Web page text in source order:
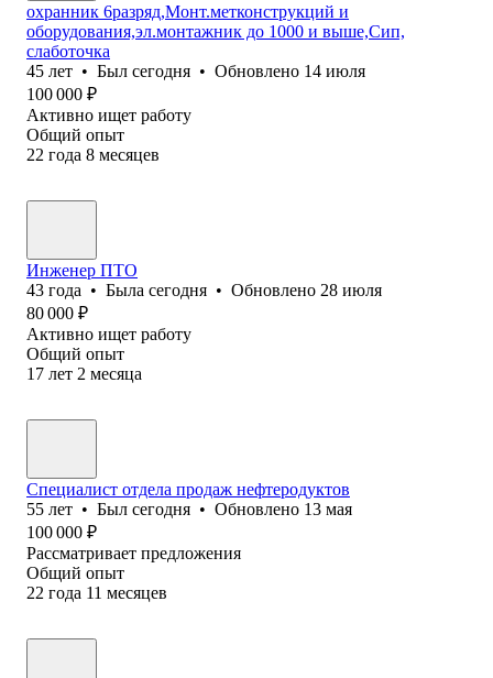
охранник 6разряд,Монт.метконструкций и
оборудования,эл.монтажник до 1000 и выше,Сип,
слаботочка
45 лет • Был сегодня • Обновлено 14 июля
100 000 ₽
Активно ищет работу
Общий опыт
22 года 8 месяцев
Инженер ПТО
43 года • Была сегодня • Обновлено 28 июля
80 000 ₽
Активно ищет работу
Общий опыт
17 лет 2 месяца
Специалист отдела продаж нефтеродуктов
55 лет • Был сегодня • Обновлено 13 мая
100 000 ₽
Рассматривает предложения
Общий опыт
22 года 11 месяцев